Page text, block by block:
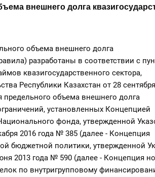
внешнего долга
объема внешнего долга
разработаны в соответствии с
квазигосударственного сектора,
Республики Казахстан от 28
объема внешнего долга
установленных Концепцией
фонда, утвержденной
2016 года № 385 (далее - Концепция
бюджетной политики, утвержденной
2013 года № 590 (далее - Концепция
по внутригрупповому